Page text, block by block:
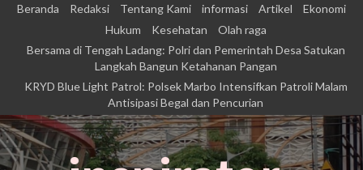
Skip
content
Beranda Redaksi Tentang Kami informasi Artikel
Ekonomi
Hukum
Kesehatan
Olah raga
Bersama di Tengah Ladang: Polri dan Pemerintah Desa Satukan
Langkah Bangun Ketahanan Pangan
KRYD Blue Light Patrol: Polsek Marbo Intensifkan Patroli Malam
Antisipasi Begal dan Pencurian